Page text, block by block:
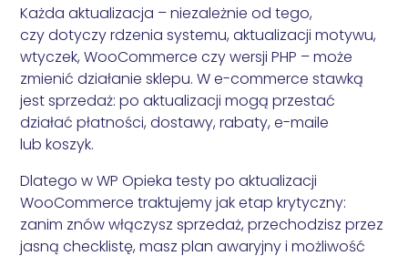
INTEGRACJE WORDPRESS
AI - sztuczna inteligencja
ASARI
Newsletter
Notowania i kursy
inFakt
Fakturownia
Subiekt
Allegro
Optymalizacja LLM
AUDYTY MARKETINGOWE
Audyt SEO
SEM
Google Ads
Meta Ads
WDROŻENIE NARZĘDZI ANALITYCZNYCH
Google Analytics 4
Konfiguracja konwersji
Każda aktualizacja – niezależnie od tego,
czy dotyczy rdzenia systemu, aktualizacji motywu,
wtyczek, WooCommerce czy wersji PHP – może
zmienić działanie sklepu. W e-commerce stawką
jest sprzedaż: po aktualizacji mogą przestać
działać płatności, dostawy, rabaty, e-maile
lub koszyk.
Dlatego w WP Opieka testy po aktualizacji
WooCommerce traktujemy jak etap krytyczny:
zanim znów włączysz sprzedaż, przechodzisz przez
jasną checklistę, masz plan awaryjny i możliwość